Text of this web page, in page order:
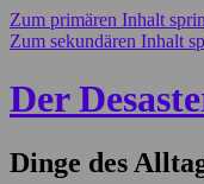
Zum primären Inhalt
Zum sekundären Inhalt
Der
Dinge des